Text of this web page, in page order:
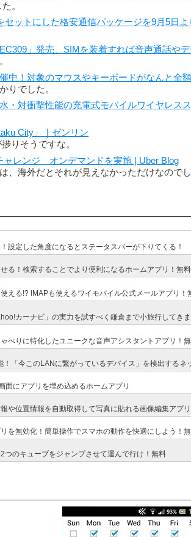
。
ットにした格安通信パッケージを9月5日
」発売、SIMを装着すれば音声通話や
中！対象のマウスやキーボードがなんと全
りでした。
・対衝撃性能の充電式モバイルワイヤレス
City」｜ゼンリン
りそうですな。
ャレンジ オンデマンドを実施 | Uber Blog
、海外だとそれが見えなかっただけなのでし
設定した角度になるとステータスバーが下りてくる！
る！検索することでより便利になるホームアプリ！無料
える!? IMAPも使えるワイモバイル公式メールアプリ！
カーナビ」の実力を試すべく鎌倉まで小旅行してきま
べりに特化したユニークな音声アシスタントアプリ！
「今このLANに繋がっているデバイス」を検出するネ
にアプリを埋め込めるホームアプリ
や位置情報を自動取得して写真に貼れる画像編集アプ
を無効化！簡単操作でスマホの動作を快適にしよう！
つのキューブをジャンプさせて運んで行け！無料